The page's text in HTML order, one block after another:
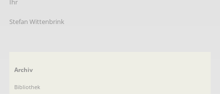
Stefan Wittenbrink
Navigation
Archiv
Bibliothek